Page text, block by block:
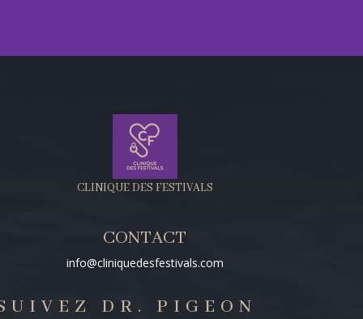
CLINIQUE DES FESTIVALS
CONTACT
info@cliniquedesfestivals.com
DR. PIGEON